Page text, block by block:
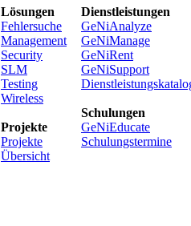
Lösungen
Fehlersuche
Management
Security
SLM
Testing
Wireless
Projekte
Projekte
Übersicht
Dienstleistungen
GeNiAnalyze
GeNiManage
GeNiRent
GeNiSupport
Schulungen
GeNiEducate
Schulungstermine